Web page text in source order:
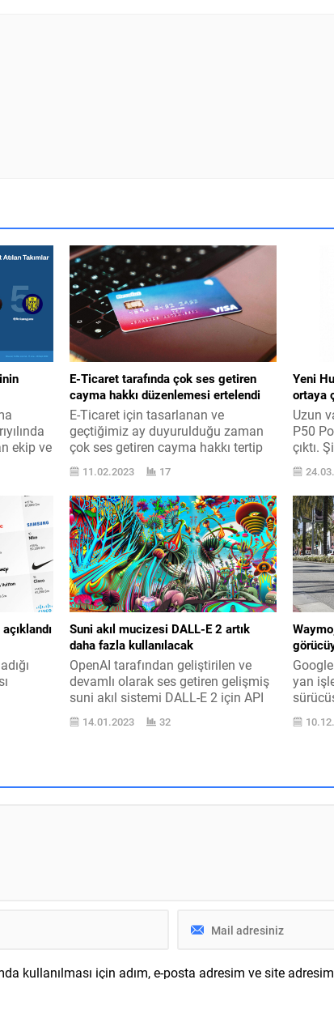
ekip ve
’ye
da
E-Ticaret tarafında çok ses getiren
cayma hakkı düzenlemesi ertelendi
E-Ticaret için tasarlanan ve
geçtiğimiz ay duyurulduğu zaman
çok ses getiren cayma hakkı tertip
etmesi ertelendi. Dünya ’da yer alan
habere göre E-Ticaret özelinde
masaya gelen mesafeli sözleşmeler
idaremeliğinde satın alınan
mahsulden cayma hakkıyla alakalı
eylül ayında yapılan ve 1 Ekim ’de
yürürlüğe girmesi öngörülen tertip
etmelerin yürürlük tarihi 2024...
11.02.2023 17
Yeni
ortaya
Uzun
P50
çıktı.
Flip3
sahip
adlar
en
Suni akıl mucizesi DALL-E 2 artık
daha fazla kullanılacak
OpenAI tarafından geliştirilen ve
devamlı olarak ses getiren gelişmiş
suni akıl sistemi DALL-E 2 için API
çıkışı yapıldı. Son yarıyılda birçok
değişik rakip kazanan OpenAI imzalı
14.01.2023 32
yan
daha
kullanılması için adım, e-posta adresim ve site